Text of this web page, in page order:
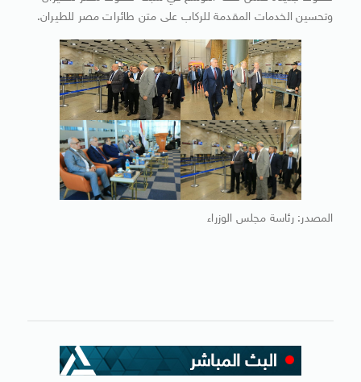
وتحسين الخدمات المقدمة للركاب على متن طائرات مصر للطيران.
المصدر: رئاسة مجلس الوزراء